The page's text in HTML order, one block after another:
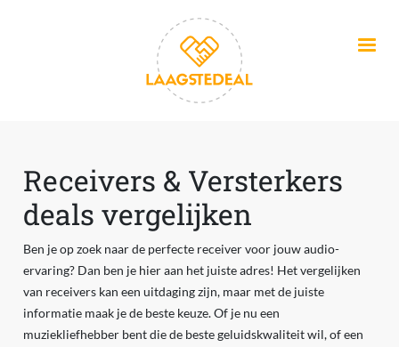
Receivers & Versterkers
deals vergelijken
Ben je op zoek naar de perfecte receiver voor jouw audio-
ervaring? Dan ben je hier aan het juiste adres! Het vergelijken
van receivers kan een uitdaging zijn, maar met de juiste
informatie maak je de beste keuze. Of je nu een
muziekliefhebber bent die de beste geluidskwaliteit wil, of een